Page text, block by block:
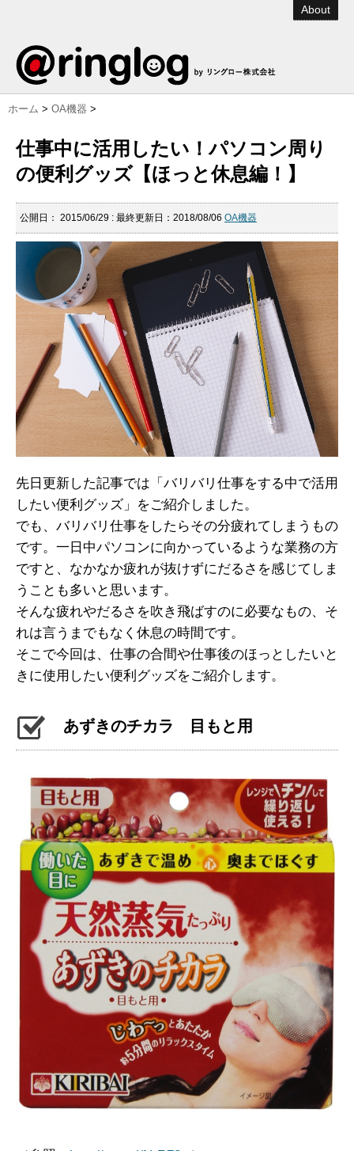
About
ホーム > OA機器 >
仕事中に活用したい！パソコン周り
の便利グッズ【ほっと休息編！】
公開日： 2015/06/29 : 最終更新日：2018/08/06 OA機器
先日更新した記事では「バリバリ仕事をする中で活用
したい便利グッズ」をご紹介しました。
でも、バリバリ仕事をしたらその分疲れてしまうもの
です。一日中パソコンに向かっているような業務の方
ですと、なかなか疲れが抜けずにだるさを感じてしま
うことも多いと思います。
そんな疲れやだるさを吹き飛ばすのに必要なもの、そ
れは言うまでもなく休息の時間です。
そこで今回は、仕事の合間や仕事後のほっとしたいと
きに使用したい便利グッズをご紹介します。
あずきのチカラ 目もと用